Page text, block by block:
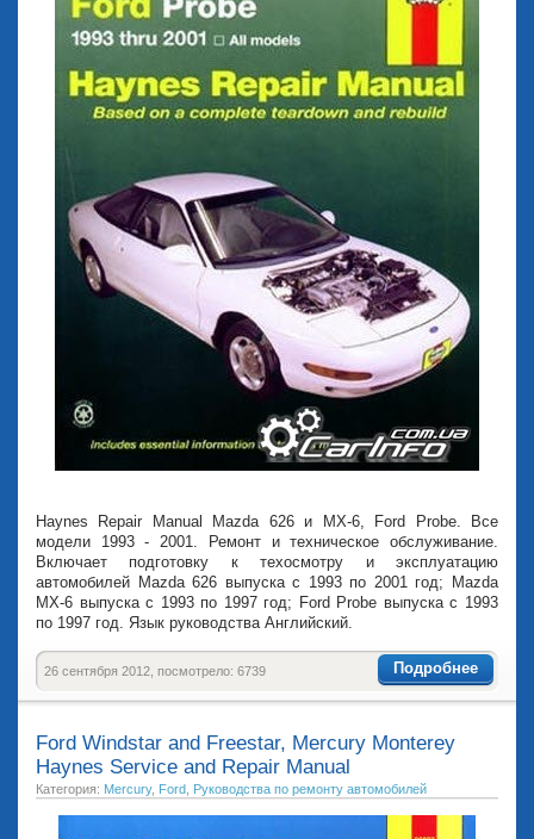
Haynes Repair Manual Mazda 626 и MX-6, Ford Probe. Все
модели 1993 - 2001. Ремонт и техническое обслуживание.
Включает подготовку к техосмотру и эксплуатацию
автомобилей Mazda 626 выпуска с 1993 по 2001 год; Mazda
MX-6 выпуска с 1993 по 1997 год; Ford Probe выпуска с 1993
по 1997 год. Язык руководства Английский.
Подробнее
26 сентября 2012, посмотрело: 6739
Ford Windstar and Freestar, Mercury Monterey
Haynes Service and Repair Manual
Категория: Mercury, Ford Руководства по ремонту автомобилей